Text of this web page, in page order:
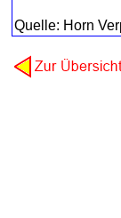
Quelle: Horn